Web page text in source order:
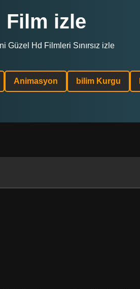
Film izle
Güzel Hd Filmleri Sınırsız izle
Animasyon bilim Kurgu